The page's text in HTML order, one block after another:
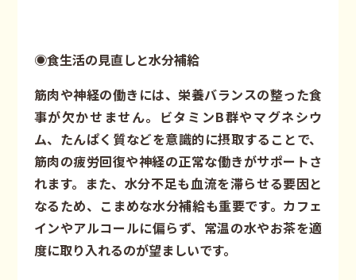
◉食生活の見直しと水分補給
筋肉や神経の働きには、栄養バランスの整った食
事が欠かせません。ビタミンB群やマグネシウ
ム、たんぱく質などを意識的に摂取することで、
筋肉の疲労回復や神経の正常な働きがサポートさ
れます。また、水分不足も血流を滞らせる要因と
なるため、こまめな水分補給も重要です。カフェ
インやアルコールに偏らず、常温の水やお茶を適
度に取り入れるのが望ましいです。